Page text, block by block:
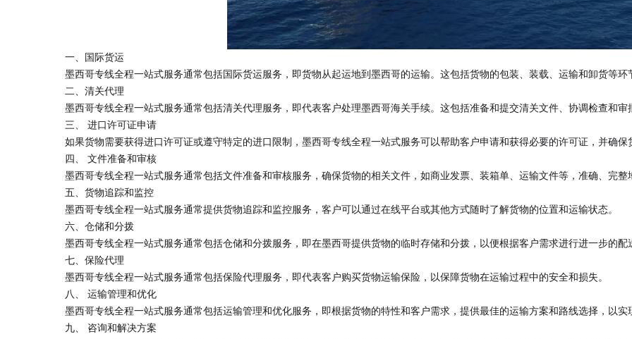
一、国际货运
墨西哥专线全程一站式服务通常包括国际货运服务，即货物从起运地到墨西哥的运输。这包括货物的包装、装载、运输和卸货等环
二、清关代理
墨西哥专线全程一站式服务通常包括清关代理服务，即代表客户处理墨西哥海关手续。这包括准备和提交清关文件、协调检查和审
三、 进口许可证申请
如果货物需要获得进口许可证或遵守特定的进口限制，墨西哥专线全程一站式服务可以帮助客户申请和获得必要的许可证，并确保
四、 文件准备和审核
墨西哥专线全程一站式服务通常包括文件准备和审核服务，确保货物的相关文件，如商业发票、装箱单、运输文件等，准确、完
五、货物追踪和监控
墨西哥专线全程一站式服务通常提供货物追踪和监控服务，客户可以通过在线平台或其他方式随时了解货物的位置和运输状态。
六、仓储和分拨
墨西哥专线全程一站式服务通常包括仓储和分拨服务，即在墨西哥提供货物的临时存储和分拨，以便根据客户需求进行进一步的配
七、保险代理
墨西哥专线全程一站式服务通常包括保险代理服务，即代表客户购买货物运输保险，以保障货物在运输过程中的安全和损失。
八、 运输管理和优化
墨西哥专线全程一站式服务通常包括运输管理和优化服务，即根据货物的特性和客户需求，提供最佳的运输方案和路线选择，以
九、 咨询和解决方案